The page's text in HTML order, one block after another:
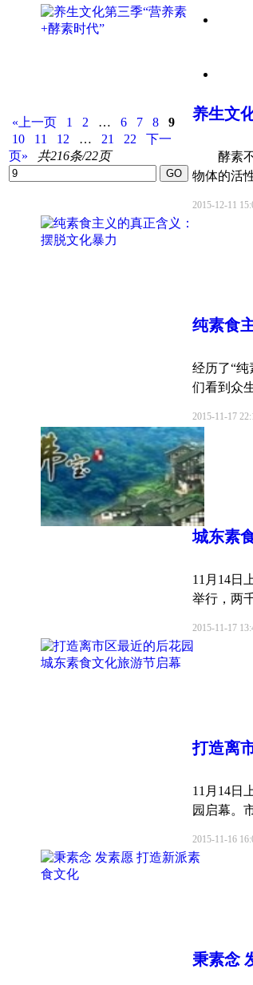
养生文
酵素不
物体的活
2015-12-11
纯素食
经历了“
们看到众
2015-11-17
城东素
11月14日
举行，两
2015-11-17
打造离
11月14日
园启幕。
2015-11-16
秉素念
«上一页 1 2 … 6 7 8
9
10
11 12 … 21 22
下一
页»
共216条/22页